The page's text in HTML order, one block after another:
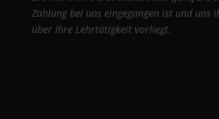
Zahlung bei uns eingegangen ist und uns
über Ihre Lehrtätigkeit vorliegt.